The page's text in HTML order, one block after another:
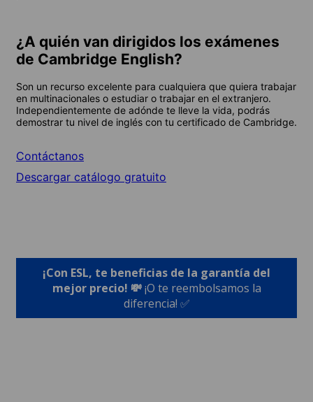
¿A quién van dirigidos los exámenes
de Cambridge English?
Son un recurso excelente para cualquiera que quiera trabajar
en multinacionales o estudiar o trabajar en el extranjero.
Independientemente de adónde te lleve la vida, podrás
demostrar tu nivel de inglés con tu certificado de Cambridge.
Contáctanos
Descargar catálogo gratuito
¡Con ESL, te beneficias de la garantía del
mejor precio! 💸¡O te reembolsamos la
diferencia! ✅